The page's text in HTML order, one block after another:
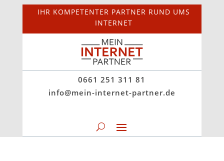
IHR KOMPETENTER PARTNER RUND UMS
INTERNET
0661 251 311 81
info@mein-internet-partner.de